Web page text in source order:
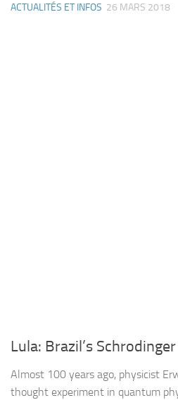
ACTUALITÉS ET INFOS 26 MARS 2018
Lula: Brazil’s
Almost 100 years ago, physicist
thought experiment in quantum